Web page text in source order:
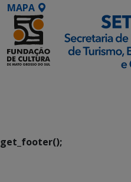
MAPA
get_footer();